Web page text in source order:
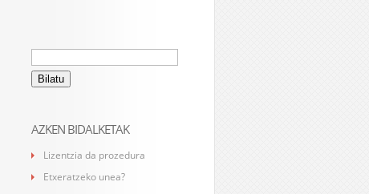
Bilatu:
AZKEN BIDALKETAK
Lizentzia da prozedura
Etxeratzeko unea?